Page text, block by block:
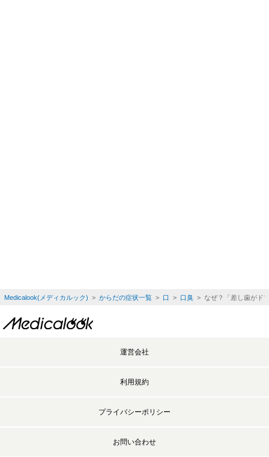
Medicalook(メディカルック) > からだの症状一覧> 口 > 口臭> なぜ？「差し歯がド
運営会社
利用規約
プライバシーポリシー
お問い合わせ